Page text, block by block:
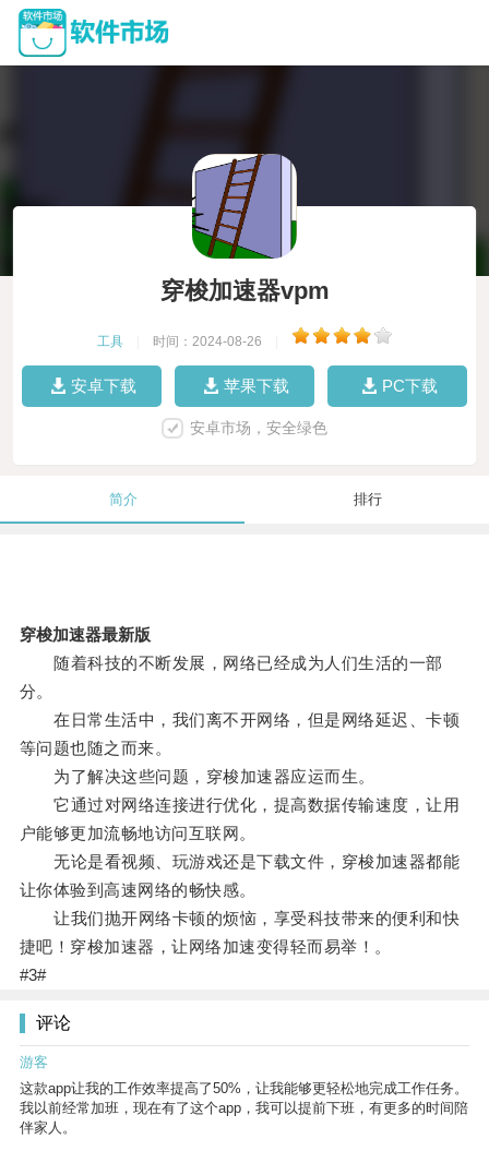
穿梭加速器vpm
工具 时间：2024-08-26
安卓下载 苹果下载 PC下载
安卓市场，安全绿色
简介 排行
穿梭加速器最新版
随着科技的不断发展，网络已经成为人们生活的一部
分。
在日常生活中，我们离不开网络，但是网络延迟、卡顿
等问题也随之而来。
为了解决这些问题，穿梭加速器应运而生。
它通过对网络连接进行优化，提高数据传输速度，让用
户能够更加流畅地访问互联网。
无论是看视频、玩游戏还是下载文件，穿梭加速器都能
让你体验到高速网络的畅快感。
让我们抛开网络卡顿的烦恼，享受科技带来的便利和快
捷吧！穿梭加速器，让网络加速变得轻而易举！。
#3#
评论
游客
这款app让我的工作效率提高了50%，让我能够更轻松地完成工作任务。
我以前经常加班，现在有了这个app，我可以提前下班，有更多的时间陪
伴家人。